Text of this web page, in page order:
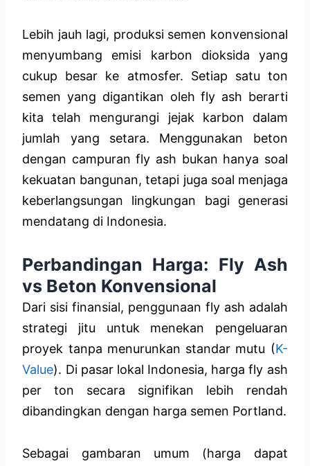
Lebih jauh lagi, produksi semen konvensional
menyumbang emisi karbon dioksida yang
cukup besar ke atmosfer. Setiap satu ton
semen yang digantikan oleh fly ash berarti
kita telah mengurangi jejak karbon dalam
jumlah yang setara. Menggunakan beton
dengan campuran fly ash bukan hanya soal
kekuatan bangunan, tetapi juga soal menjaga
keberlangsungan lingkungan bagi generasi
mendatang di Indonesia.
Perbandingan Harga: Fly Ash
vs Beton Konvensional
Dari sisi finansial, penggunaan fly ash adalah
strategi jitu untuk menekan pengeluaran
proyek tanpa menurunkan standar mutu (K-
Value). Di pasar lokal Indonesia, harga fly ash
per ton secara signifikan lebih rendah
dibandingkan dengan harga semen Portland.
Sebagai gambaran umum (harga dapat